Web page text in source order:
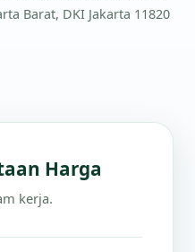
Barat, DKI Jakarta 11820
Harga
kerja.